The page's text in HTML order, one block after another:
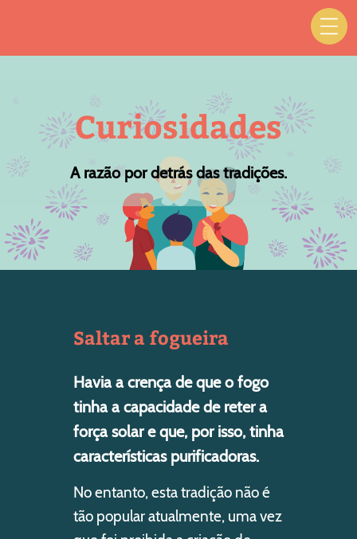
Curiosidades
A razão por detrás das tradições.
Saltar a fogueira
Havia a crença de que o fogo
tinha a capacidade de reter a
força solar e que, por isso, tinha
características purificadoras.
No entanto, esta tradição não é
tão popular atualmente, uma vez